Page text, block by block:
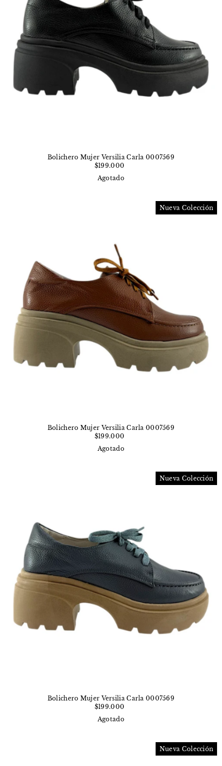
Bolichero Mujer Versilia Carla 0007569
$199.000
Agotado
Nueva Colección
Bolichero Mujer Versilia Carla 0007569
$199.000
Agotado
Nueva Colección
Bolichero Mujer Versilia Carla 0007569
$199.000
Agotado
Nueva Colección